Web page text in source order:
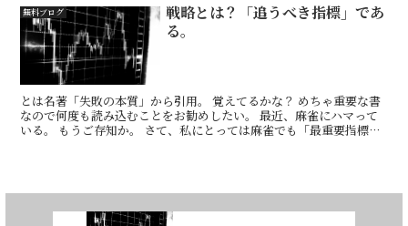
無料ブログ
戦略とは？「追うべき指標」であ
る。
とは名著「失敗の本質」から引用。 覚えてるかな？ めちゃ重要な書
なので何度も読み込むことをお勧めしたい。 最近、麻雀にハマって
いる。 もうご存知か。 さて、私にとっては麻雀でも「最重要指標」